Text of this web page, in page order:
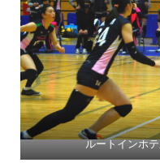
ルートインホ